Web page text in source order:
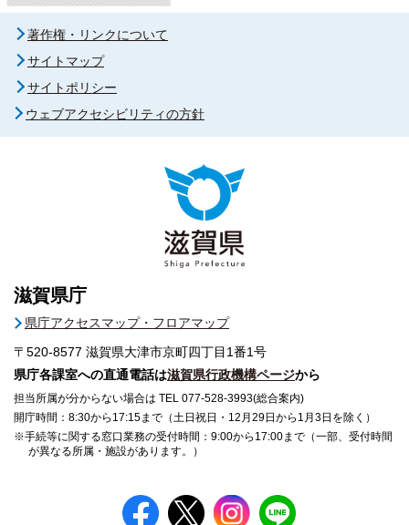
著作権・リンクについて
サイトマップ
サイトポリシー
ウェブアクセシビリティの方針
滋賀県庁
県庁アクセスマップ・フロアマップ
〒520-8577 滋賀県大津市京町四丁目1番1号
県庁各課室への直通電話は滋賀県行政機構ページから
担当所属が分からない場合は TEL 077-528-3993(総合案内)
開庁時間：8:30から17:15まで（土日祝日・12月29日から1月3日を除く）
※手続等に関する窓口業務の受付時間：9:00から17:00まで（一部、受付時間
が異なる所属・施設があります。）